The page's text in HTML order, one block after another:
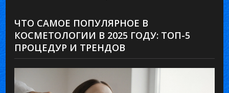
ЧТО САМОЕ ПОПУЛЯРНОЕ В
КОСМЕТОЛОГИИ В 2025 ГОДУ: ТОП-5
ПРОЦЕДУР И ТРЕНДОВ